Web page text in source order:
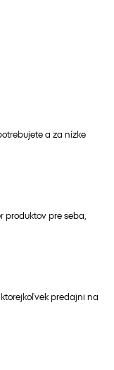
a za nízke
pre seba,
predajni na